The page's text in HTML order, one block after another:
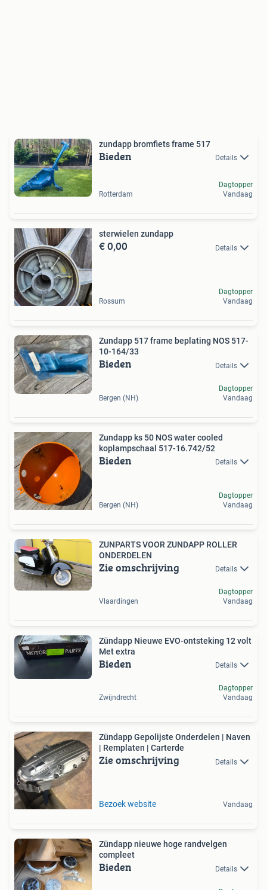
zundapp bromfiets frame 517
Bieden Details
Rotterdam
Dagtopper
Vandaag
sterwielen zundapp
€ 0,00 Details
Rossum
Dagtopper
Vandaag
Zundapp 517 frame beplating NOS 517-
10-164/33
Bieden Details
Bergen (NH)
Dagtopper
Vandaag
Zundapp ks 50 NOS water cooled
koplampschaal 517-16.742/52
Bieden Details
Bergen (NH)
Dagtopper
Vandaag
ZUNPARTS VOOR ZUNDAPP ROLLER
ONDERDELEN
Zie omschrijving Details
Vlaardingen
Dagtopper
Vandaag
Zündapp Nieuwe EVO-ontsteking 12 volt
Met extra
Bieden Details
Zwijndrecht
Dagtopper
Vandaag
Zündapp Gepolijste Onderdelen | Naven
| Remplaten | Carterde
Zie omschrijving Details
Bezoek website Vandaag
Zündapp nieuwe hoge randvelgen
compleet
Bieden Details